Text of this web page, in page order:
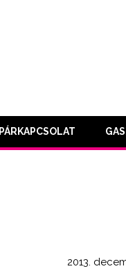
PÁRKAPCSOLAT
2013.